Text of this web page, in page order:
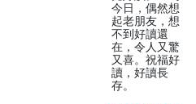
今日，偶然想
起老朋友，想
不到好讀還
在，令人又驚
又喜。祝福好
讀，好讀長
存。